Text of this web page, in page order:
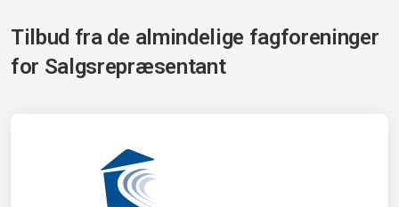
Tilbud fra de almindelige fagforeninger
for Salgsrepræsentant